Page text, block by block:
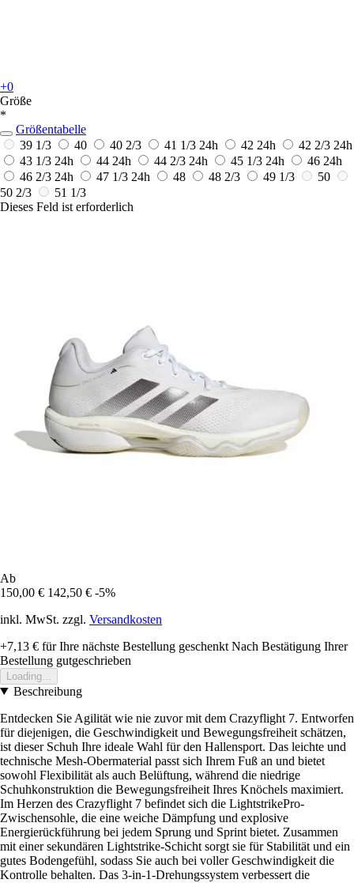
+0
Größe
*
Größentabelle
39 1/3
40 40 2/3 41 1/3 24h 42 24h 42 2/3 24h
43 1/3 24h 44 24h 44 2/3 24h 45 1/3 24h 46 24h
46 2/3 24h 47 1/3 24h 48 48 2/3 49 1/3
50
50 2/3
51 1/3
Dieses Feld ist erforderlich
Ab
150,00 € 142,50 € -5%
inkl. MwSt. zzgl. Versandkosten
+7,13 € für Ihre nächste Bestellung geschenkt Nach Bestätigung Ihrer
Bestellung gutgeschrieben
Loading...
Beschreibung
Entdecken Sie Agilität wie nie zuvor mit dem Crazyflight 7. Entworfen
für diejenigen, die Geschwindigkeit und Bewegungsfreiheit schätzen,
ist dieser Schuh Ihre ideale Wahl für den Hallensport. Das leichte und
technische Mesh-Obermaterial passt sich Ihrem Fuß an und bietet
sowohl Flexibilität als auch Belüftung, während die niedrige
Schuhkonstruktion die Bewegungsfreiheit Ihres Knöchels maximiert.
Im Herzen des Crazyflight 7 befindet sich die LightstrikePro-
Zwischensohle, die eine weiche Dämpfung und explosive
Energierückführung bei jedem Sprung und Sprint bietet. Zusammen
mit einer sekundären Lightstrike-Schicht sorgt sie für Stabilität und ein
gutes Bodengefühl, sodass Sie auch bei voller Geschwindigkeit die
Kontrolle behalten. Das 3-in-1-Drehungssystem verbessert die